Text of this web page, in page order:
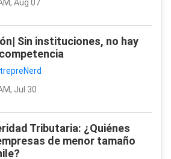
Aug 07
Sin instituciones, no hay
Jul 30
Tributaria: ¿Quiénes
de menor tamaño